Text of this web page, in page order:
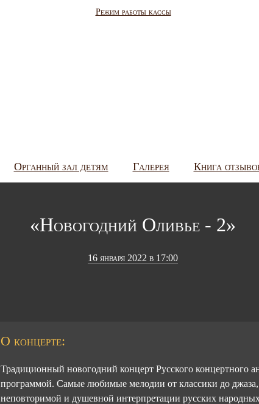
Режим работы кассы
Органный зал детям Галерея Книга
«Новогодний Оливье - 2»
16 января 2022 в 17:00
О концерте:
Традиционный новогодний концерт Русского концертного
программой. Самые любимые мелодии от классики до
неповторимой и душевной интерпретации русских